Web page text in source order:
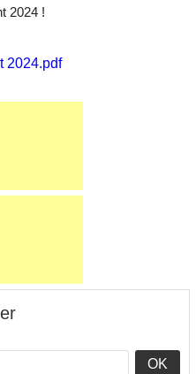
2024 !
2024.pdf
OK